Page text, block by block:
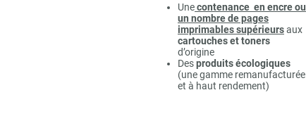
Unecontenance en encre ou
un nombre de pages
imprimables supérieursaux
cartouches et toners
d’origine
Desproduits écologiques
(une gamme remanufacturée
et à haut rendement)